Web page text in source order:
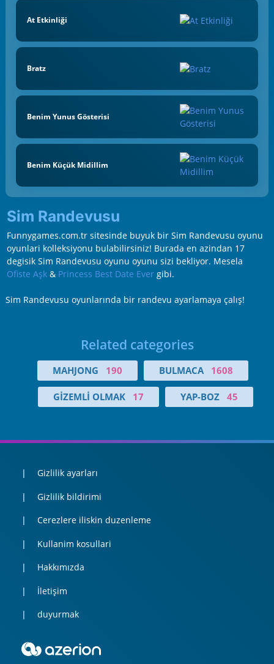
At Etkinliği
Bratz
Benim Yunus Gösterisi
Benim Küçük Midillim
Sim Randevusu
Funnygames.com.tr sitesinde buyuk bir Sim Randevusu oyunu
oyunlari kolleksiyonu bulabilirsiniz! Burada en azindan 17
degisik Sim Randevusu oyunu oyunu sizi bekliyor. Mesela
Ofiste Aşk& Princess Best Date Evergibi.
Sim Randevusu oyunlarında bir randevu ayarlamaya çalış!
Related categories
MAHJONG 190 BULMACA 1608
GIZEMLI OLMAK 17 YAP-BOZ 45
Gizlilik ayarları
Gizlilik bildirimi
Cerezlere iliskin duzenleme
Kullanim kosullari
Hakkımızda
İletişim
duyurmak